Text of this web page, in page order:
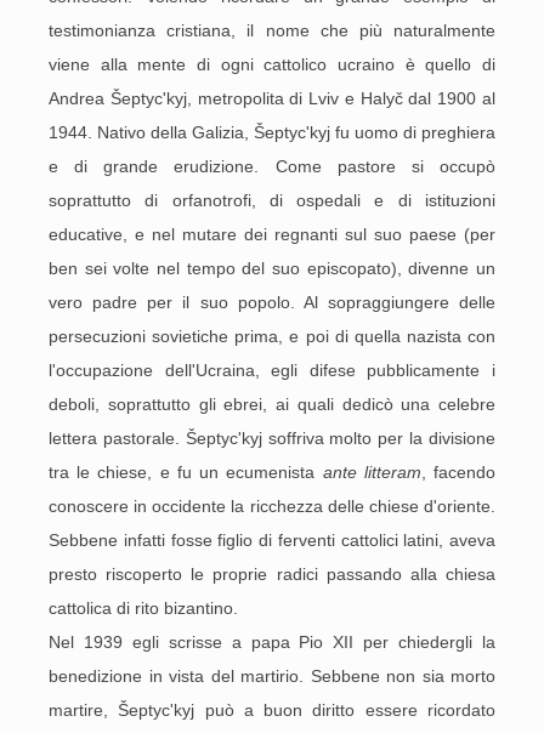
testimonianza cristiana, il nome che più naturalmente
viene alla mente di ogni cattolico ucraino è quello di
Andrea Šeptyc'kyj, metropolita di Lviv e Halyč dal 1900 al
1944. Nativo della Galizia, Šeptyc'kyj fu uomo di preghiera
e di grande erudizione. Come pastore si occupò
soprattutto di orfanotrofi, di ospedali e di istituzioni
educative, e nel mutare dei regnanti sul suo paese (per
ben sei volte nel tempo del suo episcopato), divenne un
vero padre per il suo popolo. Al sopraggiungere delle
persecuzioni sovietiche prima, e poi di quella nazista con
l'occupazione dell'Ucraina, egli difese pubblicamente i
deboli, soprattutto gli ebrei, ai quali dedicò una celebre
lettera pastorale. Šeptyc'kyj soffriva molto per la divisione
tra le chiese, e fu un ecumenista ante litteram , facendo
conoscere in occidente la ricchezza delle chiese d'oriente.
Sebbene infatti fosse figlio di ferventi cattolici latini, aveva
presto riscoperto le proprie radici passando alla chiesa
cattolica di rito bizantino.
Nel 1939 egli scrisse a papa Pio XII per chiedergli la
benedizione in vista del martirio. Sebbene non sia morto
martire, Šeptyc'kyj può a buon diritto essere ricordato